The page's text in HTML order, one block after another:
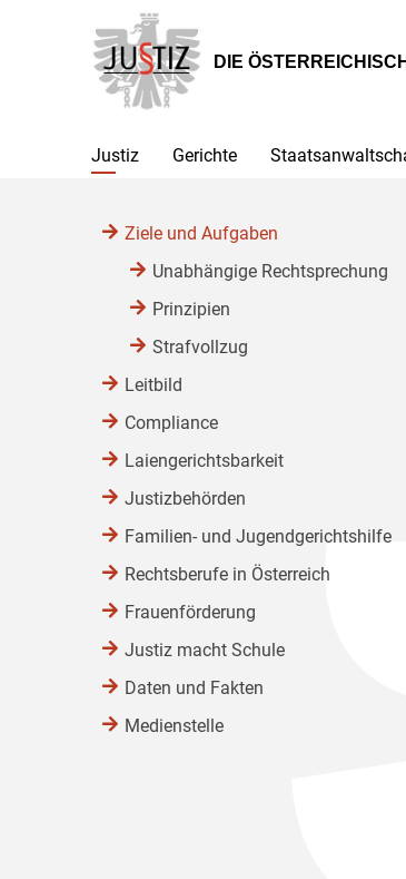
Hauptnavigation
[1]
Inhalt
[2]
Untermenü
[3]
DIE
Justiz Gerichte
Ziele und Aufgaben
Unabhängige Rechtsprechung
Prinzipien
Strafvollzug
Leitbild
Compliance
Laiengerichtsbarkeit
Justizbehörden
Familien- und Jugendgerichtshilfe
Rechtsberufe in Österreich
Frauenförderung
Justiz macht Schule
Daten und Fakten
Medienstelle